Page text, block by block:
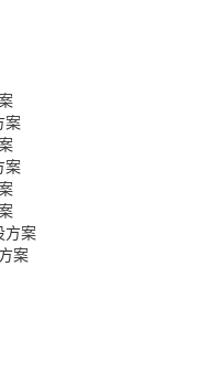
案
案
方案
案